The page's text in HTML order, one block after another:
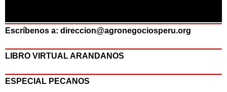
Escríbenos a: direccion@agronegociosperu.org
LIBRO VIRTUAL ARANDANOS
ESPECIAL PECANOS